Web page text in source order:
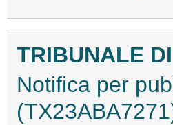
TRIBUNALE
Notifica per